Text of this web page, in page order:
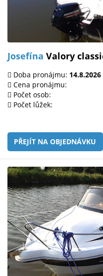
Josefína Valory
Doba pronájmu:
Cena pronájmu:
Počet osob:
Počet lůžek:
PŘEJÍT NA OBJEDNÁVKU